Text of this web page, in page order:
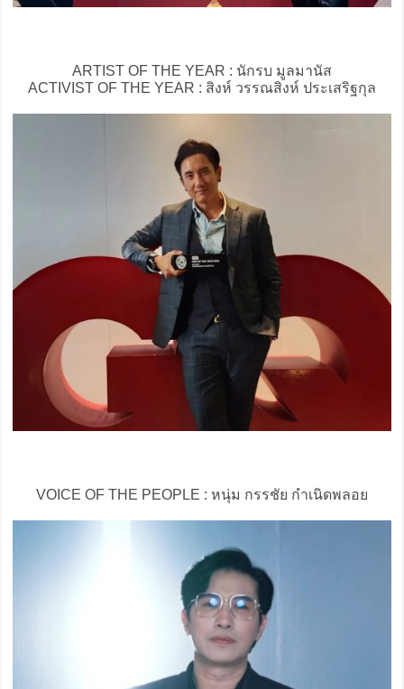
ARTIST OF THE YEAR : นักรบ มูลมานัส
ACTIVIST OF THE YEAR : สิงห์ วรรณสิงห์ ประเสริฐกุล
VOICE OF THE PEOPLE : หนุ่ม กรรชัย กำเนิดพลอย